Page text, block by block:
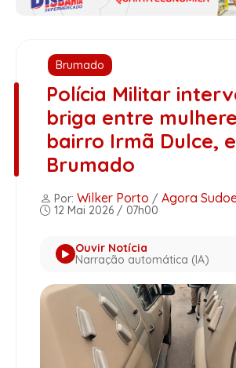
Brumado
Polícia Militar
briga entre
bairro Irmã Dulce,
Brumado
Por: Wilker Porto / Agora
12 Mai 2026 / 07h00
Ouvir Notícia
Narração automática (IA)